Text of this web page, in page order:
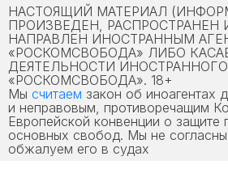
НАСТОЯЩИЙ МАТЕРИАЛ
ПРОИЗВЕДЕН, РАСПРОСТРАНЕН
НАПРАВЛЕН ИНОСТРАННЫМ
«РОСКОМСВОБОДА» ЛИБО
ДЕЯТЕЛЬНОСТИ
«РОСКОМСВОБОДА». 18+
Мы считаем закон об иноагентах
и неправовым, противоречащим
Европейской конвенции о защите
основных свобод. Мы не
обжалуем его в судах